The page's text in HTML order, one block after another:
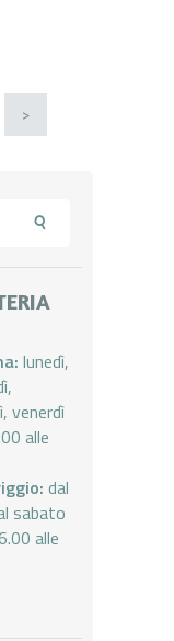
>
lunedì,
venerdì
alle
dal
sabato
alle